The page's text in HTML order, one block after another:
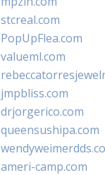
stcreal.com
PopUpFlea.com
valueml.com
jmpbliss.com
drjorgerico.com
queensushipa.com
ameri-camp.com